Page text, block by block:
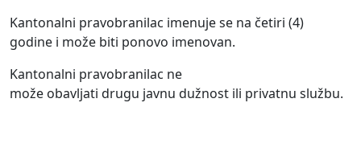
Kantonalni pravobranilac imenuje se na četiri (4)
godine i može biti ponovo imenovan.
Kantonalni pravobranilac ne
može obavljati drugu javnu dužnost ili privatnu službu.